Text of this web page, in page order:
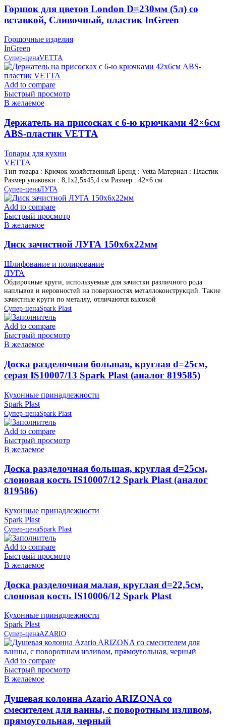
Горшок для цветов London D=230мм (5л) со
вставкой, Сливочный, пластик InGreen
Горшочные изделия
InGreen
Супер-ценаVETTA
Add to compare
Быстрый просмотр
В желаемое
Держатель на присосках с 6-ю крючками 42×6см
ABS-пластик VETTA
Товары для кухни
VETTA
Тип товара : Крючок хозяйственный Бренд : Vetta Материал : Пластик
Размер упаковки : 8,1х2,5х45,4 см Размер : 42×6 см
Супер-ценаЛУГА
Add to compare
Быстрый просмотр
В желаемое
Диск зачистной ЛУГА 150х6х22мм
Шлифование и полирование
ЛУГА
Обдирочные круги, используемые для зачистки различного рода
наплывов и неровностей на поверхностях металлоконструкций. Такие
зачистные круги по металлу, отличаются высокой
Супер-ценаSpark Plast
Add to compare
Быстрый просмотр
В желаемое
Доска разделочная большая, круглая d=25см,
серая IS10007/13 Spark Plast (аналог 819585)
Кухонные принадлежности
Spark Plast
Супер-ценаSpark Plast
Add to compare
Быстрый просмотр
В желаемое
Доска разделочная большая, круглая d=25см,
слоновая кость IS10007/12 Spark Plast (аналог
819586)
Кухонные принадлежности
Spark Plast
Супер-ценаSpark Plast
Add to compare
Быстрый просмотр
В желаемое
Доска разделочная малая, круглая d=22,5см,
слоновая кость IS10006/12 Spark Plast
Кухонные принадлежности
Spark Plast
Супер-ценаAZARIO
Add to compare
Быстрый просмотр
В желаемое
Душевая колонна Azario ARIZONA со
смесителем для ванны, с поворотным изливом,
прямоугольная, черный